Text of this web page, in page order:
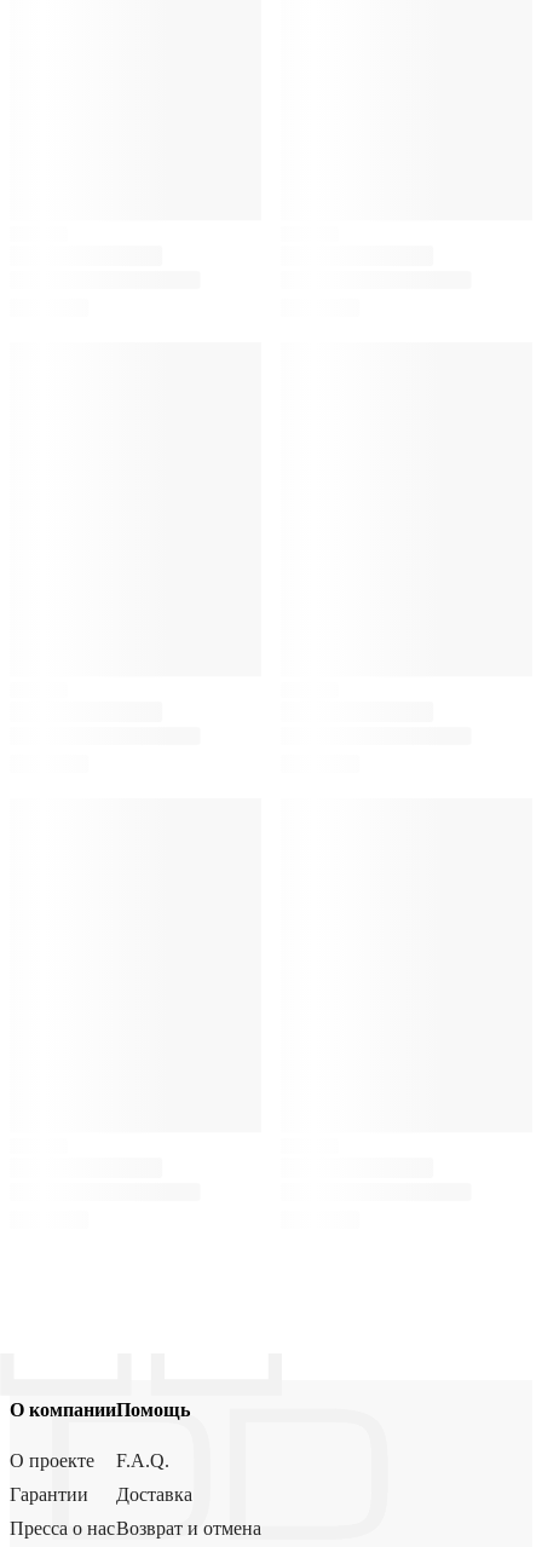
О компании
О проекте
Гарантии
Пресса о нас
Помощь
F.A.Q.
Доставка
Возврат и отмена